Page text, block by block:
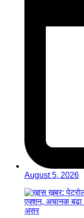
August 5, 2026